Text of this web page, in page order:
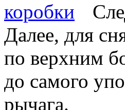
Далее, для
по верхним
до самого
рычага.